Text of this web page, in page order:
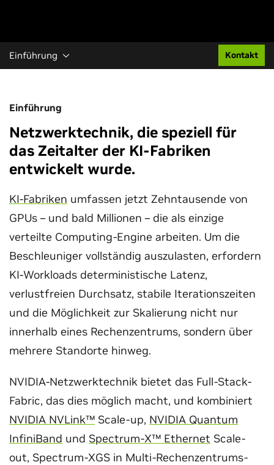
Einführung Kontakt
Einführung
Netzwerktechnik, die speziell für
das Zeitalter der KI-Fabriken
entwickelt wurde.
KI-Fabriken umfassen jetzt Zehntausende von
GPUs – und bald Millionen – die als einzige
verteilte Computing-Engine arbeiten. Um die
Beschleuniger vollständig auszulasten, erfordern
KI-Workloads deterministische Latenz,
verlustfreien Durchsatz, stabile Iterationszeiten
und die Möglichkeit zur Skalierung nicht nur
innerhalb eines Rechenzentrums, sondern über
mehrere Standorte hinweg.
NVIDIA-Netzwerktechnik bietet das Full-Stack-
Fabric, das dies möglich macht, und kombiniert
NVIDIA NVLink™ Scale-up, NVIDIA Quantum
InfiniBand und Spectrum-X™ Ethernet Scale-
out, Spectrum-XGS in Multi-Rechenzentrums-